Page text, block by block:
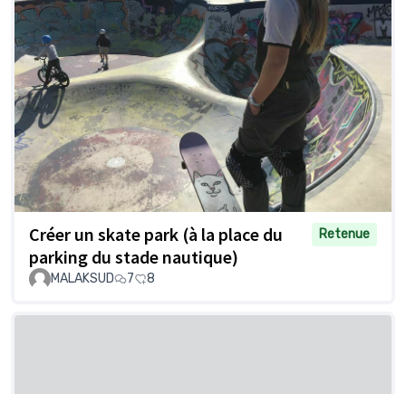
Créer un skate park (à la place du
parking du stade nautique)
Retenue
MALAKSUD 7 8